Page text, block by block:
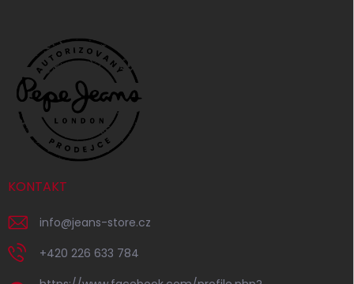
KONTAKT
info@jeans-store.cz
+420 226 633 784